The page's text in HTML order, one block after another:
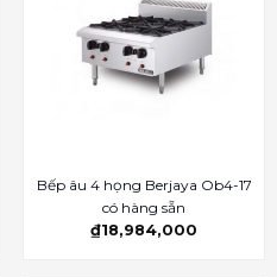
Bếp âu 4 họng Berjaya Ob4-17
có hàng sẵn
₫18,984,000